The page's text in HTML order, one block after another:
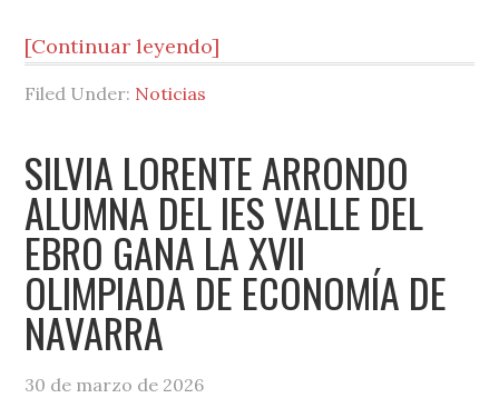
[Continuar leyendo]
Filed Under: Noticias
SILVIA LORENTE ARRONDO
ALUMNA DEL IES VALLE DEL
EBRO GANA LA XVII
OLIMPIADA DE ECONOMÍA DE
NAVARRA
30 de marzo de 2026